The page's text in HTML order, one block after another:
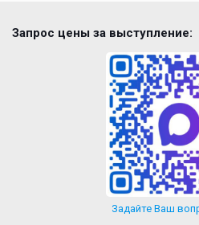
Запрос цены за выступление:
Задайте Ваш